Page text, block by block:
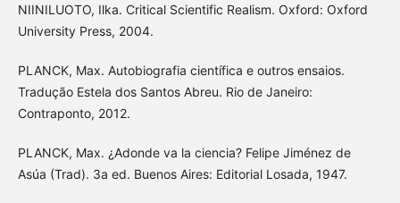
NIINILUOTO, Ilka. Critical Scientific Realism. Oxford: Oxford
University Press, 2004.
PLANCK, Max. Autobiografia científica e outros ensaios.
Tradução Estela dos Santos Abreu. Rio de Janeiro:
Contraponto, 2012.
PLANCK, Max. ¿Adonde va la ciencia? Felipe Jiménez de
Asúa (Trad). 3a ed. Buenos Aires: Editorial Losada, 1947.